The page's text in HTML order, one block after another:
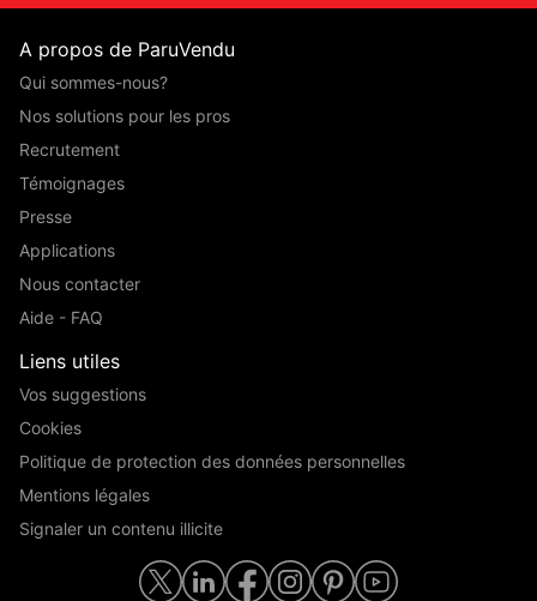
A propos de ParuVendu
Qui sommes-nous?
Nos solutions pour les pros
Recrutement
Témoignages
Presse
Applications
Nous contacter
Aide - FAQ
Liens utiles
Vos suggestions
Cookies
Politique de protection des données personnelles
Mentions légales
Signaler un contenu illicite